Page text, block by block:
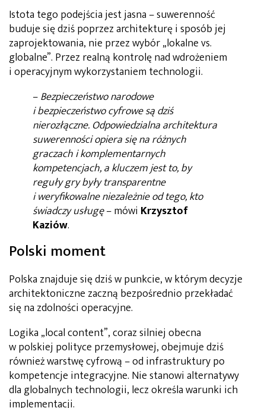
Istota tego podejścia jest jasna – suwerenność
buduje się dziś poprzez architekturę i sposób jej
zaprojektowania, nie przez wybór „lokalne vs.
globalne”. Przez realną kontrolę nad wdrożeniem
i operacyjnym wykorzystaniem technologii.
–Bezpieczeństwo narodowe
i bezpieczeństwo cyfrowe są dziś
nierozłączne. Odpowiedzialna architektura
suwerenności opiera się na różnych
graczach i komplementarnych
kompetencjach, a kluczem jest to, by
reguły gry były transparentne
i weryfikowalne niezależnie od tego, kto
świadczy usługę– mówi Krzysztof
Kaziów.
Polski moment
Polska znajduje się dziś w punkcie, w którym decyzje
architektoniczne zaczną bezpośrednio przekładać
się na zdolności operacyjne.
Logika „local content”, coraz silniej obecna
w polskiej polityce przemysłowej, obejmuje dziś
również warstwę cyfrową – od infrastruktury po
kompetencje integracyjne. Nie stanowi alternatywy
dla globalnych technologii, lecz określa warunki ich